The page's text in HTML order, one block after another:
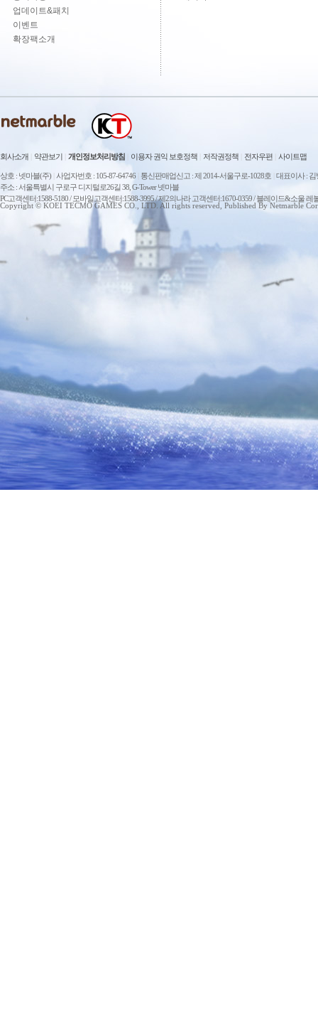
업데이트&패치
이벤트
확장팩소개
회사소개 약관보기 개인정보처리방침 이용자 권익 보호정책 저작권정책 전자우편 사이트맵
상호 : 넷마블(주) 사업자번호 : 105-87-64746 통신판매업신고 : 제 2014-서울구로-1028호 대표이사 : 김
주소 : 서울특별시 구로구 디지털로26길 38, G-Tower 넷마블
PC고객센터:1588-5180 / 모바일고객센터:1588-3995 / 제2의나라 고객센터:1670-0359 / 블레이드&소울
Copyright © KOEI TECMO GAMES CO., LTD. All rights reserved, Published By Netmarble